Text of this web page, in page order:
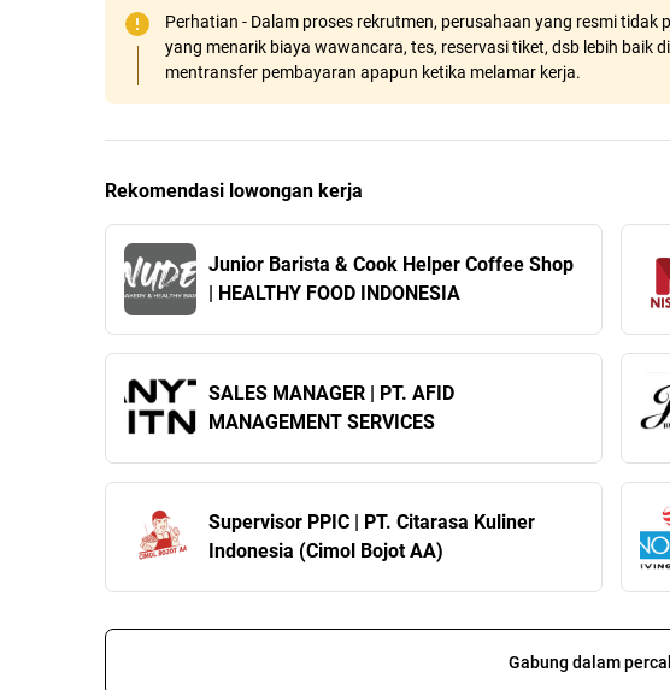
Perhatian - Dalam proses rekrutmen, perusahaan yang resmi
yang menarik biaya wawancara, tes, reservasi tiket, dsb lebih baik
mentransfer pembayaran apapun ketika melamar kerja.
Rekomendasi lowongan kerja
Junior Barista & Cook Helper Coffee Shop
| HEALTHY FOOD INDONESIA
SALES MANAGER | PT. AFID
MANAGEMENT SERVICES
Supervisor PPIC | PT. Citarasa Kuliner
Indonesia (Cimol Bojot AA)
Gabung dalam